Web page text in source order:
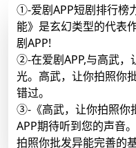
①-爱剧APP短剧排行榜
能》是玄幻类型的代表
剧APP!
②-在爱剧APP,与高武，
光。高武，让你拍照你
错过。
③-《高武，让你拍照你
APP期待听到您的声音
拍照你批发异能完善的